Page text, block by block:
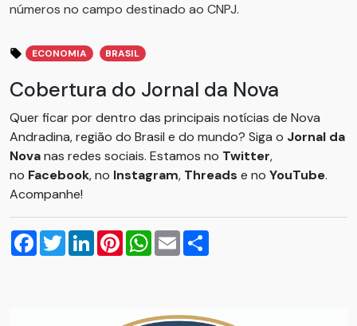
números no campo destinado ao CNPJ.
ECONOMIA BRASIL
Cobertura do Jornal da Nova
Quer ficar por dentro das principais notícias de Nova
Andradina, região do Brasil e do mundo? Siga o Jornal da
Novanas redes sociais. Estamos no Twitter,
no Facebook, no Instagram, Threads e no YouTube.
Acompanhe!
Facebook
TwitterLinkedInPinterestWhatsApp
Email